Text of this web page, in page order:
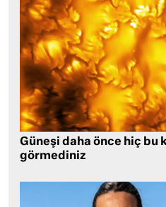
Güneşi daha önce hiç bu
görmediniz